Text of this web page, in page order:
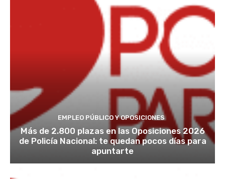
EMPLEO PÚBLICO Y OPOSICIONES
Más de 2.800 plazas en las Oposiciones 2026
de Policía Nacional: te quedan pocos días para
apuntarte